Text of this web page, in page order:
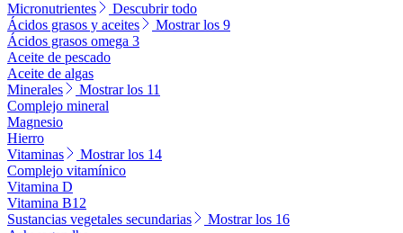
Micronutrientes
Descubrir todo
Ácidos grasos y aceites
Mostrar los 9
Ácidos grasos omega 3
Aceite de pescado
Aceite de algas
Minerales
Mostrar los 11
Complejo mineral
Magnesio
Hierro
Vitaminas
Mostrar los 14
Complejo vitamínico
Vitamina D
Vitamina B12
Sustancias vegetales secundarias
Mostrar los 16